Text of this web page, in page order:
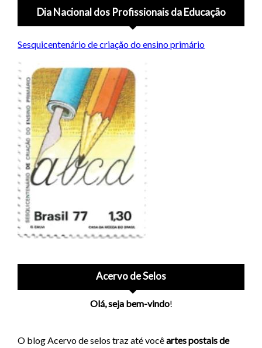
Dia Nacional dos Profissionais da Educação
Sesquicentenário de criação do ensino primário
Acervo de Selos
Olá, seja bem-vindo!
O blog Acervo de selos traz até vocêartes postais de